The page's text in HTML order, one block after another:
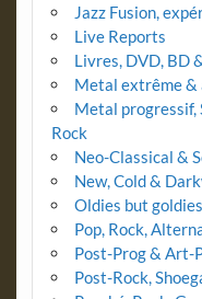
Jazz Fusion,
Live Reports
Livres, DVD, BD
Metal extrême
Metal progressif,
Rock
Neo-Classical &
New, Cold &
Oldies but goldies
Pop, Rock,
Post-Prog & Art-
Post-Rock,